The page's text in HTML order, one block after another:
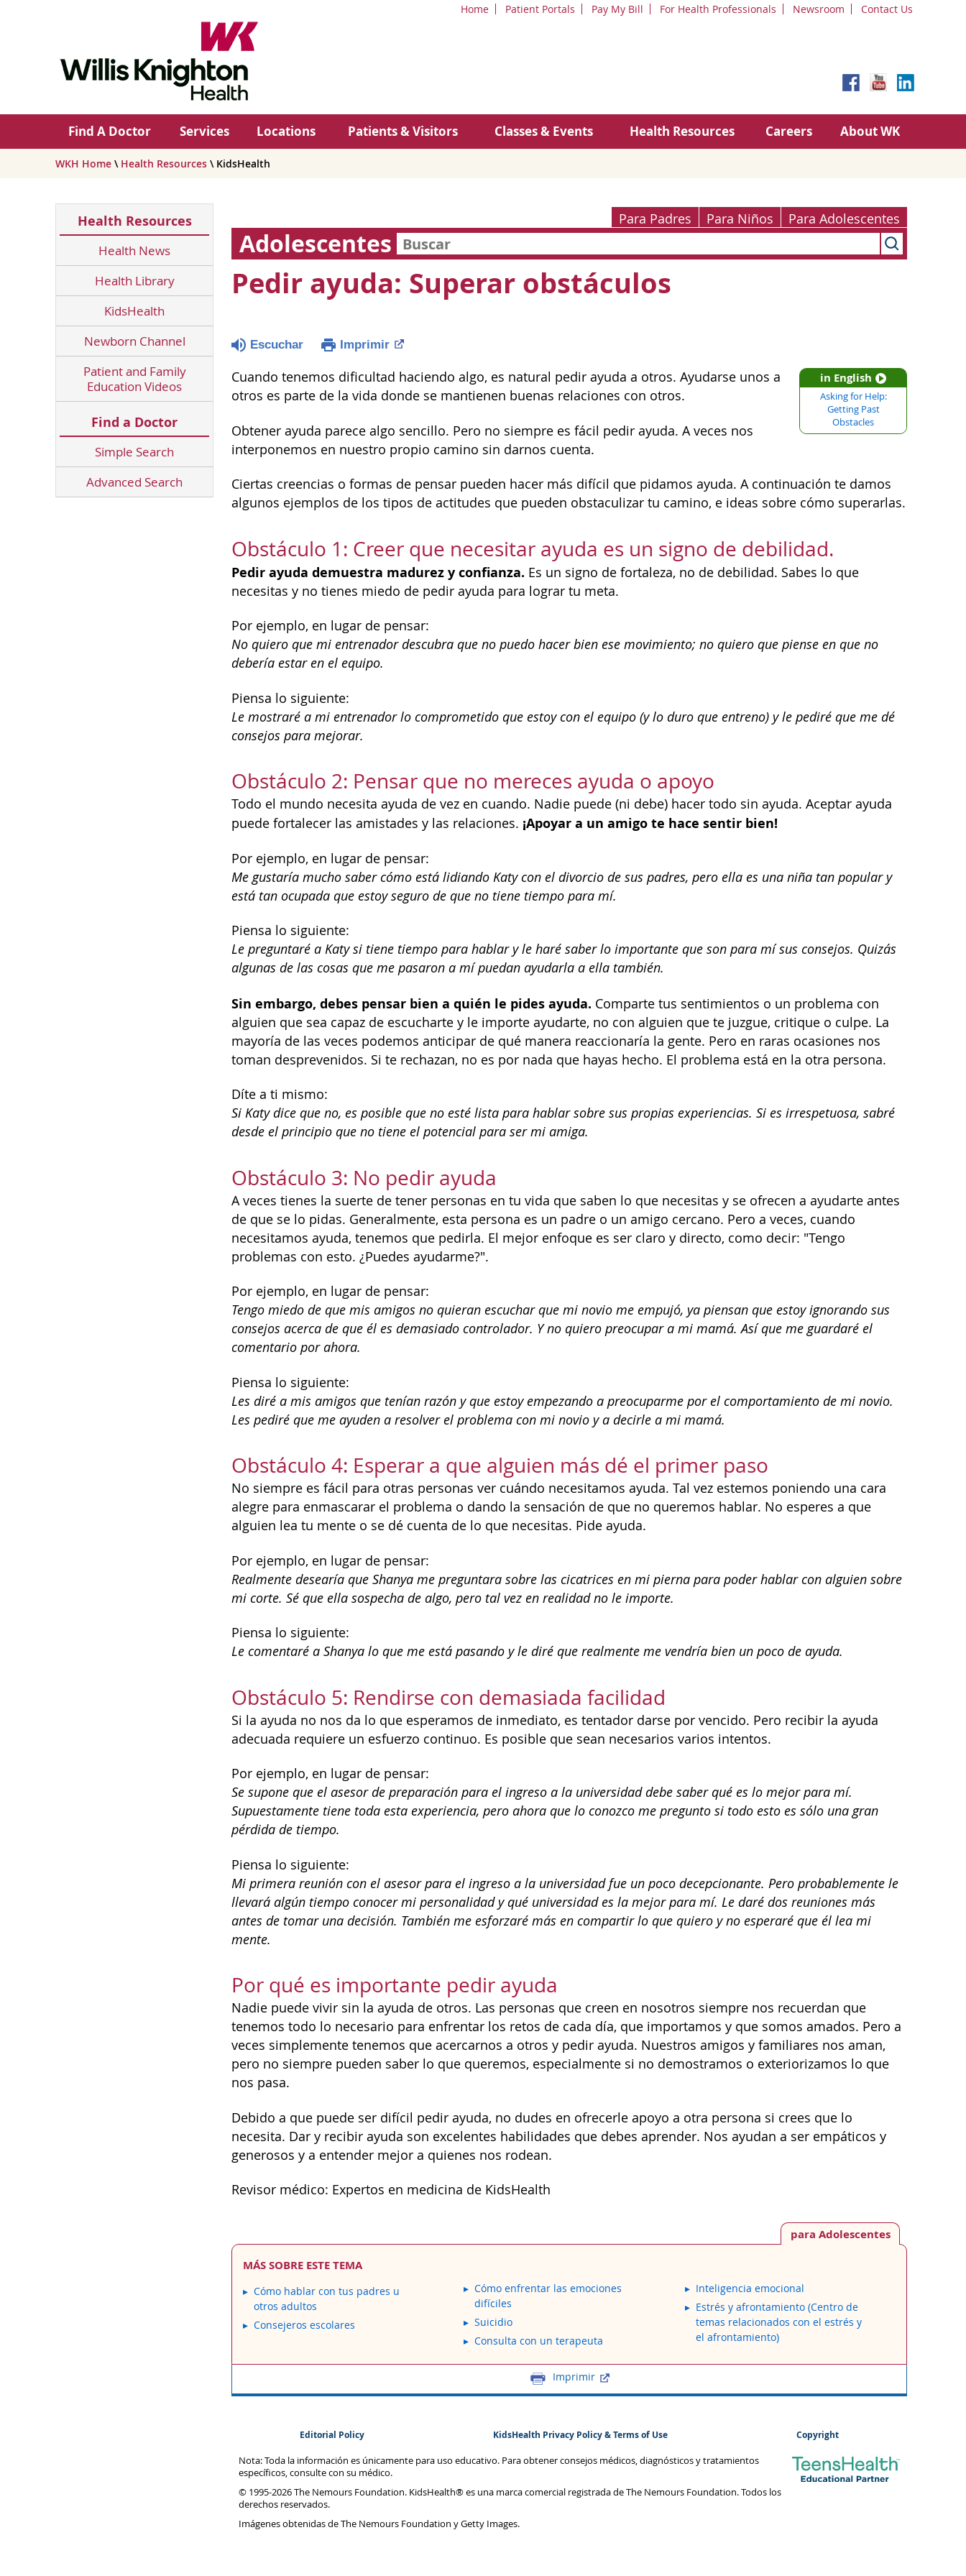
Home Patient Portals Pay My Bill For Health Professionals Newsroom Contact Us
Find A Doctor Services Locations Patients & Visitors Classes & Events Health Resources Careers About WK
WKH Home \ Health Resources \ KidsHealth
Health Resources
Health News
Health Library
KidsHealth
Newborn Channel
Patient and Family
Education Videos
Find a Doctor
Simple Search
Advanced Search
Para Padres Para Niños Para Adolescentes
Adolescentes
Pedir ayuda: Superar obstáculos
Escuchar Imprimir
in English
Asking for Help:
Getting Past
Obstacles
Cuando tenemos dificultad haciendo algo, es natural pedir ayuda a otros. Ayudarse unos a
otros es parte de la vida donde se mantienen buenas relaciones con otros.
Obtener ayuda parece algo sencillo. Pero no siempre es fácil pedir ayuda. A veces nos
interponemos en nuestro propio camino sin darnos cuenta.
Ciertas creencias o formas de pensar pueden hacer más difícil que pidamos ayuda. A continuación te damos
algunos ejemplos de los tipos de actitudes que pueden obstaculizar tu camino, e ideas sobre cómo superarlas.
Obstáculo 1: Creer que necesitar ayuda es un signo de debilidad.
Pedir ayuda demuestra madurez y confianza. Es un signo de fortaleza, no de debilidad. Sabes lo que
necesitas y no tienes miedo de pedir ayuda para lograr tu meta.
Por ejemplo, en lugar de pensar:
No quiero que mi entrenador descubra que no puedo hacer bien ese movimiento; no quiero que piense en que no
debería estar en el equipo.
Piensa lo siguiente:
Le mostraré a mi entrenador lo comprometido que estoy con el equipo (y lo duro que entreno) y le pediré que me dé
consejos para mejorar.
Obstáculo 2: Pensar que no mereces ayuda o apoyo
Todo el mundo necesita ayuda de vez en cuando. Nadie puede (ni debe) hacer todo sin ayuda. Aceptar ayuda
puede fortalecer las amistades y las relaciones. ¡Apoyar a un amigo te hace sentir bien!
Por ejemplo, en lugar de pensar:
Me gustaría mucho saber cómo está lidiando Katy con el divorcio de sus padres, pero ella es una niña tan popular y
está tan ocupada que estoy seguro de que no tiene tiempo para mí.
Piensa lo siguiente:
Le preguntaré a Katy si tiene tiempo para hablar y le haré saber lo importante que son para mí sus consejos. Quizás
algunas de las cosas que me pasaron a mí puedan ayudarla a ella también.
Sin embargo, debes pensar bien a quién le pides ayuda. Comparte tus sentimientos o un problema con
alguien que sea capaz de escucharte y le importe ayudarte, no con alguien que te juzgue, critique o culpe. La
mayoría de las veces podemos anticipar de qué manera reaccionaría la gente. Pero en raras ocasiones nos
toman desprevenidos. Si te rechazan, no es por nada que hayas hecho. El problema está en la otra persona.
Díte a ti mismo:
Si Katy dice que no, es posible que no esté lista para hablar sobre sus propias experiencias. Si es irrespetuosa, sabré
desde el principio que no tiene el potencial para ser mi amiga.
Obstáculo 3: No pedir ayuda
A veces tienes la suerte de tener personas en tu vida que saben lo que necesitas y se ofrecen a ayudarte antes
de que se lo pidas. Generalmente, esta persona es un padre o un amigo cercano. Pero a veces, cuando
necesitamos ayuda, tenemos que pedirla. El mejor enfoque es ser claro y directo, como decir: "Tengo
problemas con esto. ¿Puedes ayudarme?".
Por ejemplo, en lugar de pensar:
Tengo miedo de que mis amigos no quieran escuchar que mi novio me empujó, ya piensan que estoy ignorando sus
consejos acerca de que él es demasiado controlador. Y no quiero preocupar a mi mamá. Así que me guardaré el
comentario por ahora.
Piensa lo siguiente:
Les diré a mis amigos que tenían razón y que estoy empezando a preocuparme por el comportamiento de mi novio.
Les pediré que me ayuden a resolver el problema con mi novio y a decirle a mi mamá.
Obstáculo 4: Esperar a que alguien más dé el primer paso
No siempre es fácil para otras personas ver cuándo necesitamos ayuda. Tal vez estemos poniendo una cara
alegre para enmascarar el problema o dando la sensación de que no queremos hablar. No esperes a que
alguien lea tu mente o se dé cuenta de lo que necesitas. Pide ayuda.
Por ejemplo, en lugar de pensar:
Realmente desearía que Shanya me preguntara sobre las cicatrices en mi pierna para poder hablar con alguien sobre
mi corte. Sé que ella sospecha de algo, pero tal vez en realidad no le importe.
Piensa lo siguiente:
Le comentaré a Shanya lo que me está pasando y le diré que realmente me vendría bien un poco de ayuda.
Obstáculo 5: Rendirse con demasiada facilidad
Si la ayuda no nos da lo que esperamos de inmediato, es tentador darse por vencido. Pero recibir la ayuda
adecuada requiere un esfuerzo continuo. Es posible que sean necesarios varios intentos.
Por ejemplo, en lugar de pensar:
Se supone que el asesor de preparación para el ingreso a la universidad debe saber qué es lo mejor para mí.
Supuestamente tiene toda esta experiencia, pero ahora que lo conozco me pregunto si todo esto es sólo una gran
pérdida de tiempo.
Piensa lo siguiente:
Mi primera reunión con el asesor para el ingreso a la universidad fue un poco decepcionante. Pero probablemente le
llevará algún tiempo conocer mi personalidad y qué universidad es la mejor para mí. Le daré dos reuniones más
antes de tomar una decisión. También me esforzaré más en compartir lo que quiero y no esperaré que él lea mi
mente.
Por qué es importante pedir ayuda
Nadie puede vivir sin la ayuda de otros. Las personas que creen en nosotros siempre nos recuerdan que
tenemos todo lo necesario para enfrentar los retos de cada día, que importamos y que somos amados. Pero a
veces simplemente tenemos que acercarnos a otros y pedir ayuda. Nuestros amigos y familiares nos aman,
pero no siempre pueden saber lo que queremos, especialmente si no demostramos o exteriorizamos lo que
nos pasa.
Debido a que puede ser difícil pedir ayuda, no dudes en ofrecerle apoyo a otra persona si crees que lo
necesita. Dar y recibir ayuda son excelentes habilidades que debes aprender. Nos ayudan a ser empáticos y
generosos y a entender mejor a quienes nos rodean.
Revisor médico: Expertos en medicina de KidsHealth
para Adolescentes
MÁS SOBRE ESTE TEMA
Cómo hablar con tus padres u
otros adultos
Consejeros escolares
Cómo enfrentar las emociones
difíciles
Suicidio
Consulta con un terapeuta
Inteligencia emocional
Estrés y afrontamiento (Centro de
temas relacionados con el estrés y
el afrontamiento)
Imprimir
Editorial Policy KidsHealth Privacy Policy & Terms of Use Copyright
Nota: Toda la información es únicamente para uso educativo. Para obtener consejos médicos, diagnósticos y tratamientos
específicos, consulte con su médico.
© 1995-2026 The Nemours Foundation. KidsHealth® es una marca comercial registrada de The Nemours Foundation. Todos los
derechos reservados.
Imágenes obtenidas de The Nemours Foundation y Getty Images.